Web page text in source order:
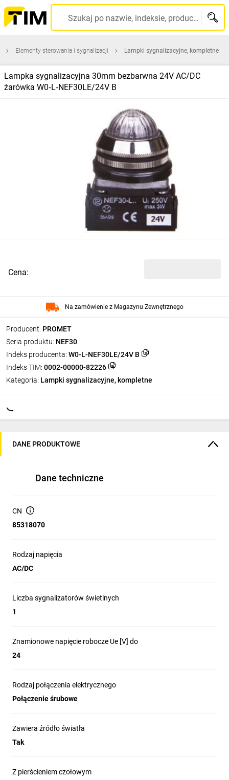
Szukaj po nazwie, indeksie, producencie, kodzie kreskowym...
Elementy sterowania i sygnalizacji Lampki sygnalizacyjne, kompletne
Lampka sygnalizacyjna 30mm bezbarwna 24V AC/DC
żarówka W0‑L‑NEF30LE/24V B
Producent: PROMET
Seria produktu: NEF30
Indeks producenta: W0-L-NEF30LE/24V B
Indeks TIM: 0002-00000-82226
Kategoria: Lampki sygnalizacyjne, kompletne
Cena:
Na zamówienie z Magazynu Zewnętrznego
DANE PRODUKTOWE
Dane techniczne
CN
85318070
Rodzaj napięcia
AC/DC
Liczba sygnalizatorów świetlnych
1
Znamionowe napięcie robocze Ue [V] do
24
Rodzaj połączenia elektrycznego
Połączenie śrubowe
Zawiera źródło światła
Tak
Z pierścieniem czołowym